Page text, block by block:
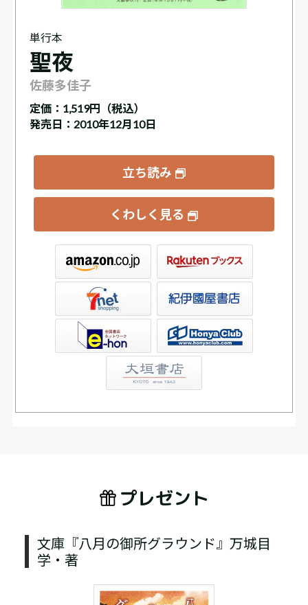
単行本
聖夜
佐藤多佳子
定価： 1,519円（税込）
発売日：2010年12月10日
立ち読み
くわしく見る
書店ウェブストア
プレゼント
文庫『八月の御所グラウンド』万城目
学・著